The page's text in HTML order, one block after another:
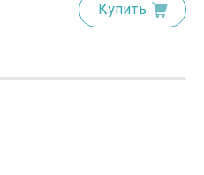
Купить